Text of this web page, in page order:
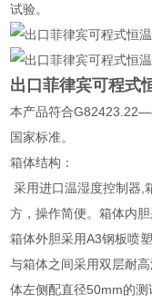
试验。
出口菲律宾可程式
本产品符合
国家标准。
箱体结构：
采用进口温湿度控制器,
方，操作简便。箱体内
箱体外胆采用A3钢板喷
与箱体之间采用双层耐
体左侧配直径50mm的测